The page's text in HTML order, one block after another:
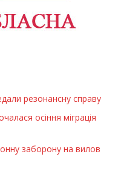
резонансну справу
осіння міграція
заборону на вилов